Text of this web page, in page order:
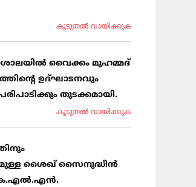
കൂടുതല്‍ വായിക്കുക
വൈക്കം മുഹമ്മദ്
ഉദ്ഘാടനവും
തുടക്കമായി.
കൂടുതല്‍ വായിക്കുക
ശൈഖ് സൈനുദ്ധീൻ